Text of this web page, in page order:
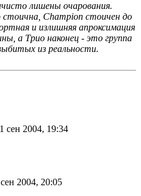
лишены очарования.
Champion стоичен до
и излишняя апроксимация
а Трио наконец - это группа
из реальности.
сен 2004, 19:34
2004, 20:05